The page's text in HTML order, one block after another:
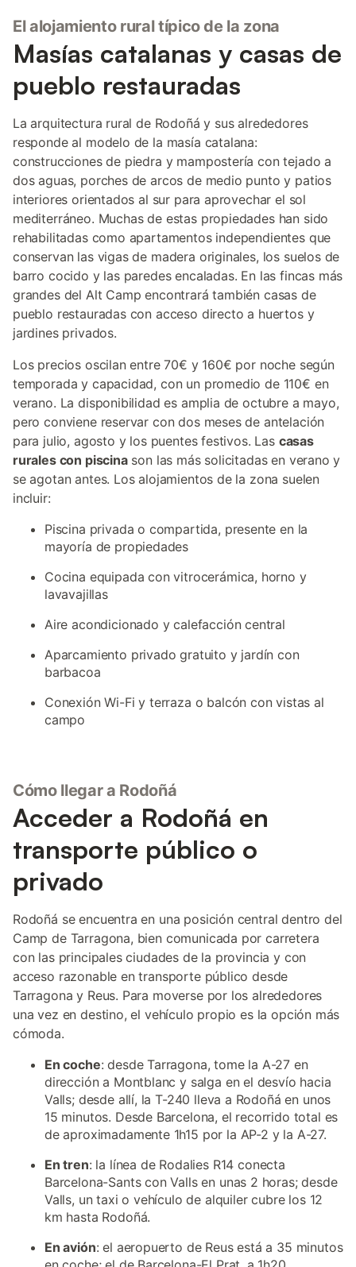
El alojamiento rural típico de la zona
Masías catalanas y casas de
pueblo restauradas
La arquitectura rural de Rodoñá y sus alrededores
responde al modelo de la masía catalana:
construcciones de piedra y mampostería con tejado a
dos aguas, porches de arcos de medio punto y patios
interiores orientados al sur para aprovechar el sol
mediterráneo. Muchas de estas propiedades han sido
rehabilitadas como apartamentos independientes que
conservan las vigas de madera originales, los suelos de
barro cocido y las paredes encaladas. En las fincas más
grandes del Alt Camp encontrará también casas de
pueblo restauradas con acceso directo a huertos y
jardines privados.
Los precios oscilan entre 70€ y 160€ por noche según
temporada y capacidad, con un promedio de 110€ en
verano. La disponibilidad es amplia de octubre a mayo,
pero conviene reservar con dos meses de antelación
para julio, agosto y los puentes festivos. Las casas
rurales con piscinason las más solicitadas en verano y
se agotan antes. Los alojamientos de la zona suelen
incluir:
Piscina privada o compartida, presente en la
mayoría de propiedades
Cocina equipada con vitrocerámica, horno y
lavavajillas
Aire acondicionado y calefacción central
Aparcamiento privado gratuito y jardín con
barbacoa
Conexión Wi-Fi y terraza o balcón con vistas al
campo
Cómo llegar a Rodoñá
Acceder a Rodoñá en
transporte público o
privado
Rodoñá se encuentra en una posición central dentro del
Camp de Tarragona, bien comunicada por carretera
con las principales ciudades de la provincia y con
acceso razonable en transporte público desde
Tarragona y Reus. Para moverse por los alrededores
una vez en destino, el vehículo propio es la opción más
cómoda.
En coche: desde Tarragona, tome la A-27 en
dirección a Montblanc y salga en el desvío hacia
Valls; desde allí, la T-240 lleva a Rodoñá en unos
15 minutos. Desde Barcelona, el recorrido total es
de aproximadamente 1h15 por la AP-2 y la A-27.
En tren: la línea de Rodalies R14 conecta
Barcelona-Sants con Valls en unas 2 horas; desde
Valls, un taxi o vehículo de alquiler cubre los 12
km hasta Rodoñá.
En avión: el aeropuerto de Reus está a 35 minutos